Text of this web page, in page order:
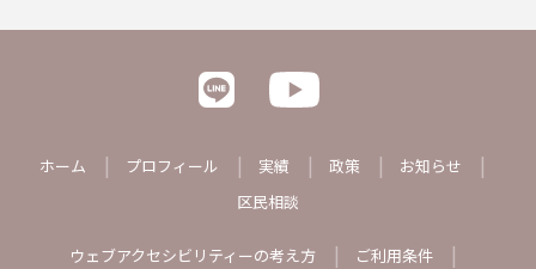
ホーム プロフィール 実績 政策
お知らせ
区民相談
ウェブアクセシビリティーの考え方
ご利用条件